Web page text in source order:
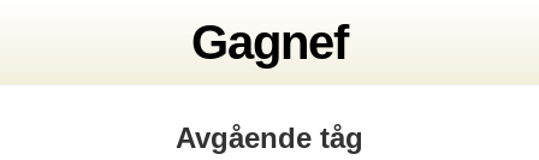
Gagnef
Avgående tåg